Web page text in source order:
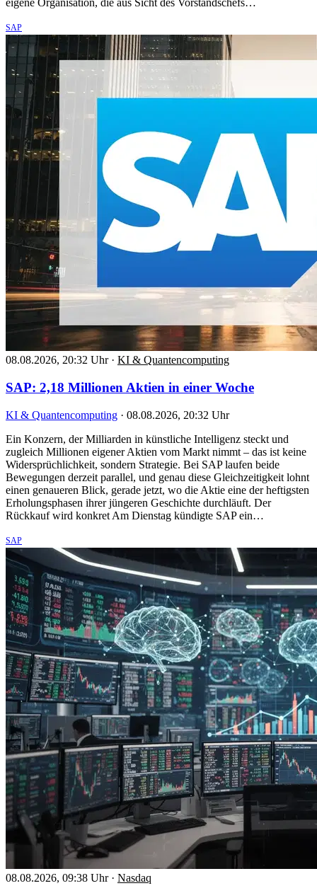
eigene Organisation, die aus Sicht des Vorstandschefs…
SAP
08.08.2026, 20:32 Uhr · KI & Quantencomputing
SAP: 2,18 Millionen Aktien in einer Woche
KI & Quantencomputing · 08.08.2026, 20:32 Uhr
Ein Konzern, der Milliarden in künstliche Intelligenz steckt und
zugleich Millionen eigener Aktien vom Markt nimmt – das ist keine
Widersprüchlichkeit, sondern Strategie. Bei SAP laufen beide
Bewegungen derzeit parallel, und genau diese Gleichzeitigkeit lohnt
einen genaueren Blick, gerade jetzt, wo die Aktie eine der heftigsten
Erholungsphasen ihrer jüngeren Geschichte durchläuft. Der
Rückkauf wird konkret Am Dienstag kündigte SAP ein…
SAP
08.08.2026, 09:38 Uhr · Nasdaq